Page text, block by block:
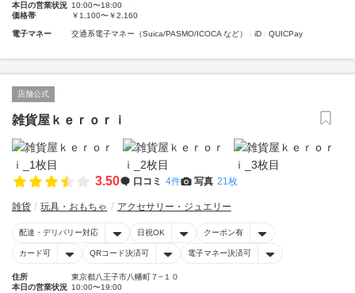
本日の営業状況 10:00〜18:00
価格帯
￥1,100〜￥2,160
電子マネー 交通系電子マネー（Suica/PASMO/ICOCA など） iD QUICPay
店舗公式
雑貨屋ｋｅｒｏｒｉ
3.50 口コミ 4件 写真 21枚
雑貨 玩具・おもちゃ アクセサリー・ジュエリー
配達・デリバリー対応 日祝OK クーポン有
カード可 QRコード決済可 電子マネー決済可
住所
東京都八王子市八幡町７−１０
本日の営業状況 10:00〜19:00